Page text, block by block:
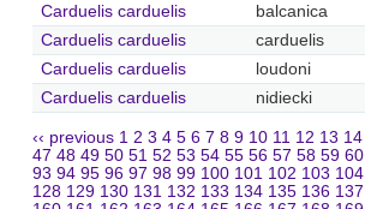
Carduelis carduelis
balcanica
Carduelis carduelis
carduelis
Carduelis carduelis
loudoni
Carduelis carduelis
nidiecki
‹‹ previous 1 2 3 4 5 6 7 8 9 10 11 12 13 14
47 48 49 50 51 52 53 54 55 56 57 58 59 60
93 94 95 96 97 98 99 100 101 102 103 104
128 129 130 131 132 133 134 135 136 137